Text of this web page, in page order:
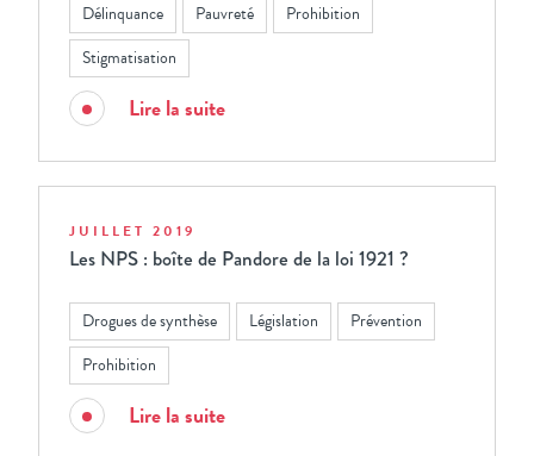
Délinquance Pauvreté
Prohibition
Stigmatisation
Lire la suite
JUILLET 2019
Les NPS : boîte de Pandore de la loi 1921 ?
Drogues de synthèse Législation
Prévention
Prohibition
Lire la suite